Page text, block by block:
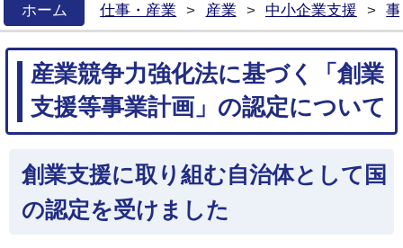
ホーム
仕事・産業 > 産業 > 中小企業支援 >
産業競争力強化法に基づく「創業
支援等事業計画」の認定について
創業支援に取り組む自治体として国
の認定を受けました